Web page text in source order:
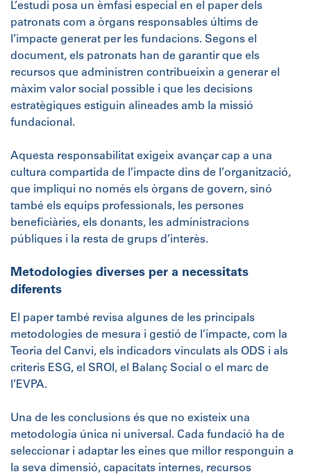
L’estudi posa un èmfasi especial en el paper dels
patronats com a òrgans responsables últims de
l’impacte generat per les fundacions. Segons el
document, els patronats han de garantir que els
recursos que administren contribueixin a generar el
màxim valor social possible i que les decisions
estratègiques estiguin alineades amb la missió
fundacional.
Aquesta responsabilitat exigeix avançar cap a una
cultura compartida de l’impacte dins de l’organització,
que impliqui no només els òrgans de govern, sinó
també els equips professionals, les persones
beneficiàries, els donants, les administracions
públiques i la resta de grups d’interès.
Metodologies diverses per a necessitats
diferents
El paper també revisa algunes de les principals
metodologies de mesura i gestió de l’impacte, com la
Teoria del Canvi, els indicadors vinculats als ODS i als
criteris ESG, el SROI, el Balanç Social o el marc de
l’EVPA.
Una de les conclusions és que no existeix una
metodologia única ni universal. Cada fundació ha de
seleccionar i adaptar les eines que millor responguin a
la seva dimensió, capacitats internes, recursos